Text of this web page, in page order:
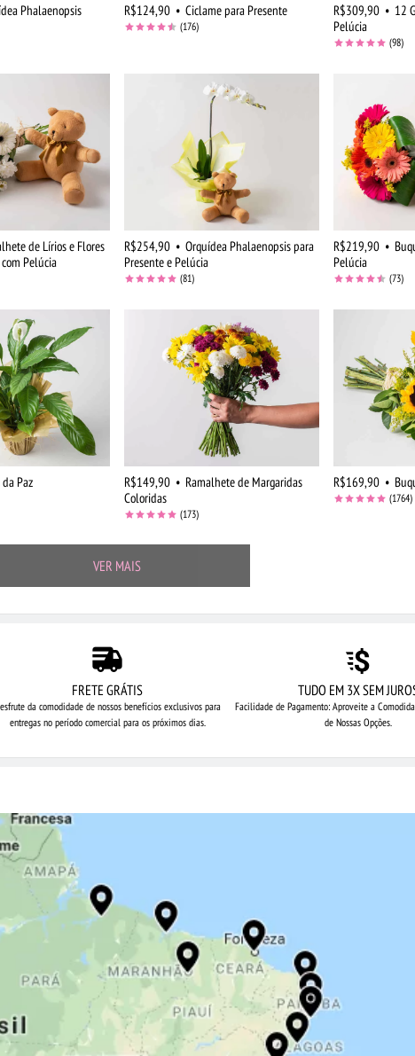
Phalaenopsis
R$124,90 • Ciclame para Presente
(176)
R$309,90 • 12
Pelúcia
(98)
de Lírios e Flores
Pelúcia
R$254,90 • Orquídea Phalaenopsis para
Presente e Pelúcia
(81)
R$219,90 •
Pelúcia
(73)
Paz R$149,90 • Ramalhete de Margaridas
Coloridas
(173)
R$169,90 •
(1764)
VER MAIS
FRETE GRÁTIS
da comodidade de nossosbenefícios exclusivos para
entregas no período comercial para os próximos dias.
TUDO EM 3X SEM
Facilidade de Pagamento: Aproveitea
de Nossas Opções.